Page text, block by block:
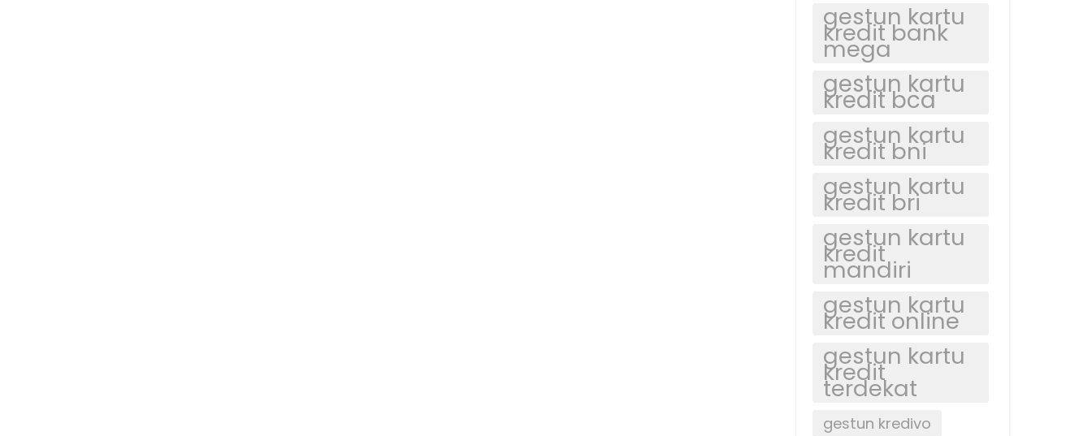
gestun kartu
kredit bank
mega
gestun kartu
kredit bca
gestun kartu
kredit bni
gestun kartu
kredit bri
gestun kartu
kredit
mandiri
gestun kartu
kredit online
gestun kartu
kredit
terdekat
gestun kredivo